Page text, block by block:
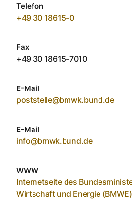
Telefon
+49 30 18615-0
Fax
+49 30 18615-7010
E-Mail
poststelle@bmwk.bund.de
E-Mail
info@bmwk.bund.de
WWW
Internetseite des
Wirtschaft und Energie (BMWE)